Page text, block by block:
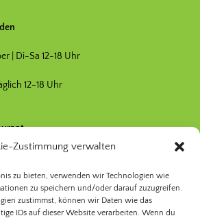
Zustimmung verwalten
zu bieten, verwenden wir Technologien wie
zu speichern und/oder darauf zuzugreifen.
zustimmst, können wir Daten wie das
IDs auf dieser Website verarbeiten. Wenn du
| Di-Sa 12-18 Uhr
12-18 Uhr
Mai-September 11-19 Uhr